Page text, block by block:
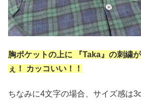
胸ポケットの上に 『Taka』の刺繍
ぇ！ カッコいい！！
ちなみに4文字の場合、サイズ感は